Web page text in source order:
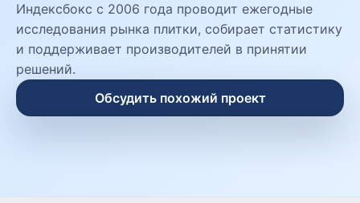
Индексбокс с 2006 года проводит ежегодные
исследования рынка плитки, собирает статистику
и поддерживает производителей в принятии
решений.
Обсудить похожий проект